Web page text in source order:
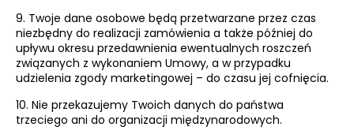
9. Twoje dane osobowe będą przetwarzane przez czas
niezbędny do realizacji zamówienia a także później do
upływu okresu przedawnienia ewentualnych roszczeń
związanych z wykonaniem Umowy, a w przypadku
udzielenia zgody marketingowej – do czasu jej cofnięcia.
10. Nie przekazujemy Twoich danych do państwa
trzeciego ani do organizacji międzynarodowych.